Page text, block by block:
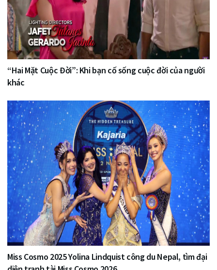
“Hai Mặt Cuộc Đời”: Khi bạn cố sống cuộc đời của người
khác
Miss Cosmo 2025 Yolina Lindquist công du Nepal, tìm đại